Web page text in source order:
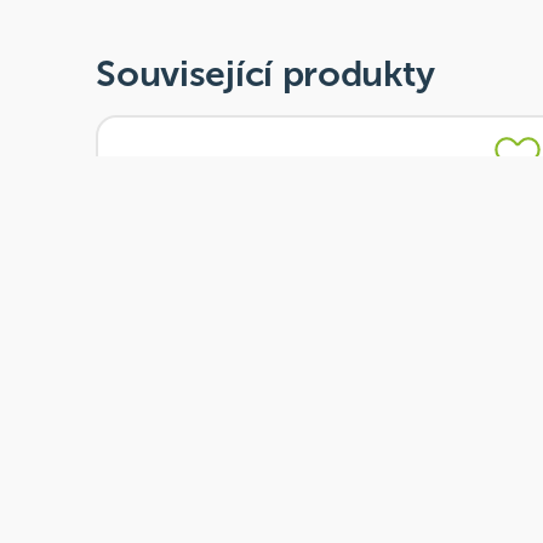
Související produkty